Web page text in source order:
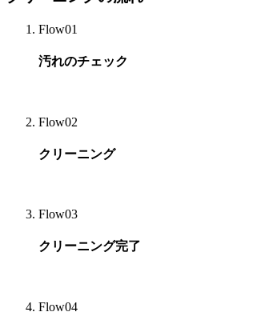
Flow01
汚れのチェック
Flow02
クリーニング
Flow03
クリーニング完了
Flow04